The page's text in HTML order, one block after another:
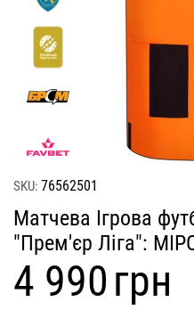
SKU: 76562501
Матчева Ігрова
"Прем'єр Ліга":
‍4 990‍грн